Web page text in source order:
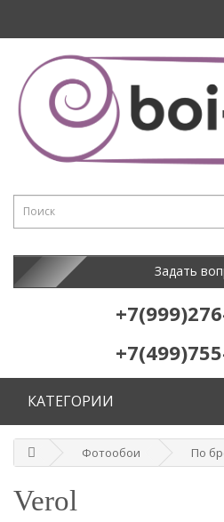
Задать
КАТЕГОРИИ
Фотообои По
Verol